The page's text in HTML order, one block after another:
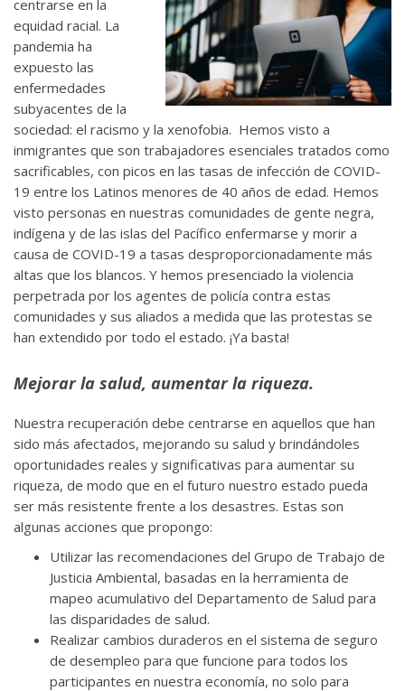
centrarse en la
equidad racial. La
pandemia ha
expuesto las
enfermedades
subyacentes de la
sociedad: el racismo y la xenofobia. Hemos visto a
inmigrantes que son trabajadores esenciales tratados como
sacrificables, con picos en las tasas de infección de COVID-
19 entre los Latinos menores de 40 años de edad. Hemos
visto personas en nuestras comunidades de gente negra,
indígena y de las islas del Pacífico enfermarse y morir a
causa de COVID-19 a tasas desproporcionadamente más
altas que los blancos. Y hemos presenciado la violencia
perpetrada por los agentes de policía contra estas
comunidades y sus aliados a medida que las protestas se
han extendido por todo el estado. ¡Ya basta!
Mejorar la salud, aumentar la riqueza.
Nuestra recuperación debe centrarse en aquellos que han
sido más afectados, mejorando su salud y brindándoles
oportunidades reales y significativas para aumentar su
riqueza, de modo que en el futuro nuestro estado pueda
ser más resistente frente a los desastres. Estas son
algunas acciones que propongo:
Utilizar las recomendaciones del Grupo de Trabajo de
Justicia Ambiental, basadas en la herramienta de
mapeo acumulativo del Departamento de Salud para
las disparidades de salud.
Realizar cambios duraderos en el sistema de seguro
de desempleo para que funcione para todos los
participantes en nuestra economía, no solo para